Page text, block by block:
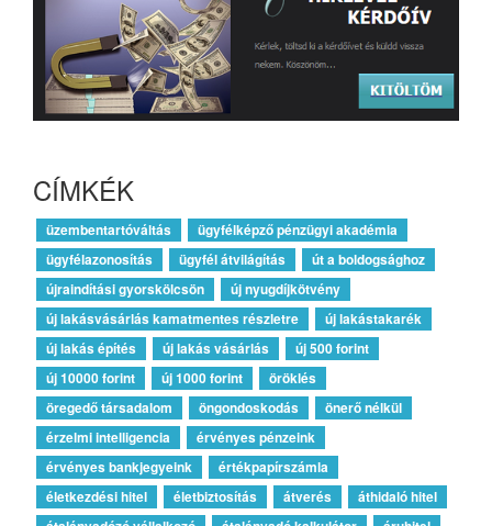
CÍMKÉK
üzembentartóváltás
ügyfélképző pénzügyi akadémia
ügyfélazonosítás
ügyfél átvilágítás
út a boldogsághoz
újraindítási gyorskölcsön
új nyugdíjkötvény
új lakásvásárlás kamatmentes részletre
új lakástakarék
új lakás építés
új lakás vásárlás
új 500 forint
új 10000 forint
új 1000 forint
öröklés
öregedő társadalom
öngondoskodás
önerő nélkül
érzelmi intelligencia
érvényes pénzeink
érvényes bankjegyeink
értékpapírszámla
életkezdési hitel
életbiztosítás átverés
áthidaló hitel